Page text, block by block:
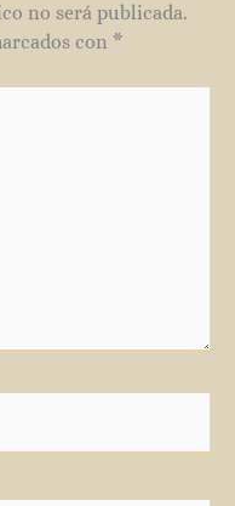
no será publicada.
con *